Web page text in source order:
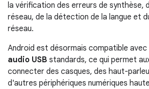
la vérification des erreurs de synthèse,
réseau, de la détection de la langue et
réseau.
Android est désormais compatible avec
audio USB standards, ce qui permet
connecter des casques, des haut-
d'autres périphériques numériques